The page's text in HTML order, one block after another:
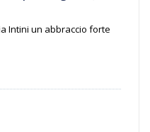
Intini un abbraccio forte